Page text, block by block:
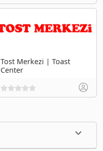
Tost Merkezi | Toast
Center